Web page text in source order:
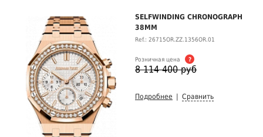
SELFWINDING CHRONOGRAPH
38MM
Ref.: 26715OR.ZZ.1356OR.01
Розничная цена ?
8 114 400 руб
Подробнее Сравнить